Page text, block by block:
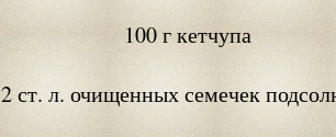
100 г кетчупа
2 ст. л. очищенных семечек